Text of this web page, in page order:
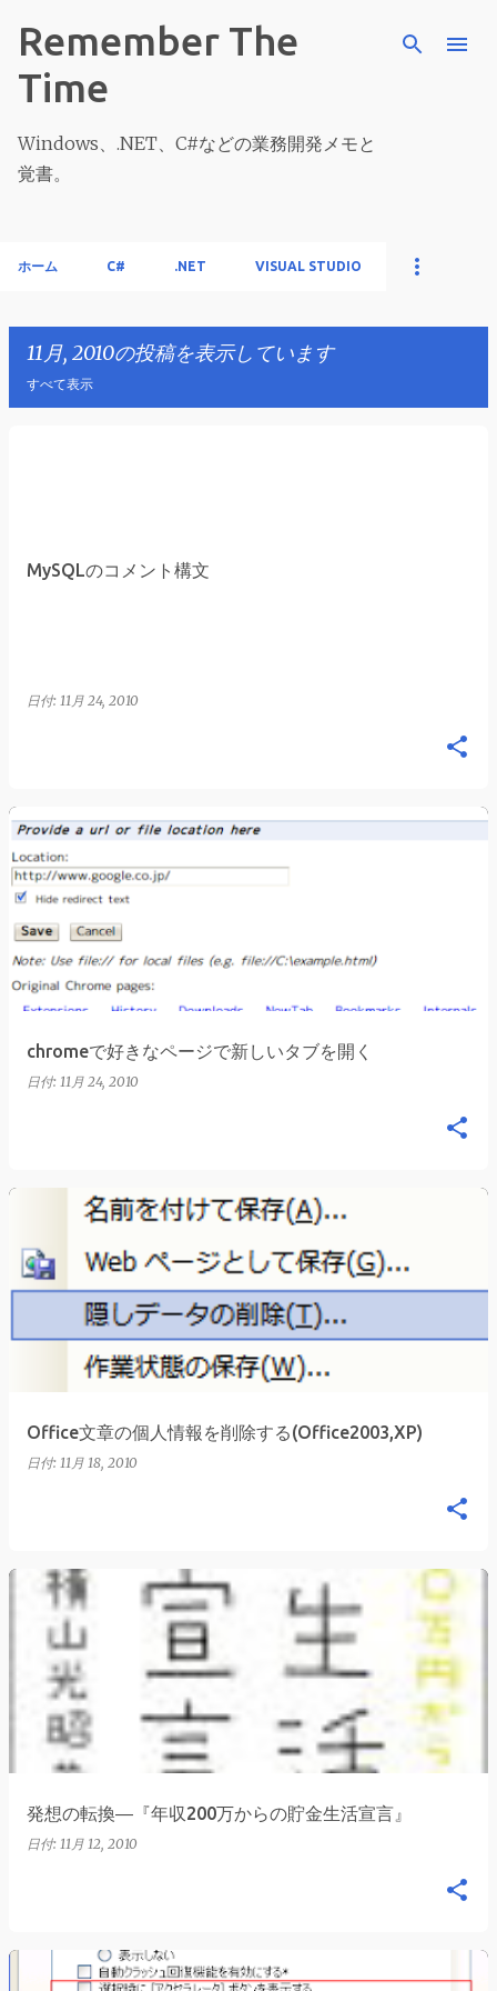
スキップしてメイン コンテンツに移動
Remember The
Time
Windows、.NET、C#などの業務開発メモと
覚書。
ホーム C# .NET VISUAL STUDIO
11月, 2010の投稿を表示しています
すべて表示
MySQLのコメント構文
日付: 11月 24, 2010
chromeで好きなページで新しいタブを開く
日付: 11月 24, 2010
Office文章の個人情報を削除する(Office2003,XP)
日付: 11月 18, 2010
発想の転換―『年収200万からの貯金生活宣言』
日付: 11月 12, 2010